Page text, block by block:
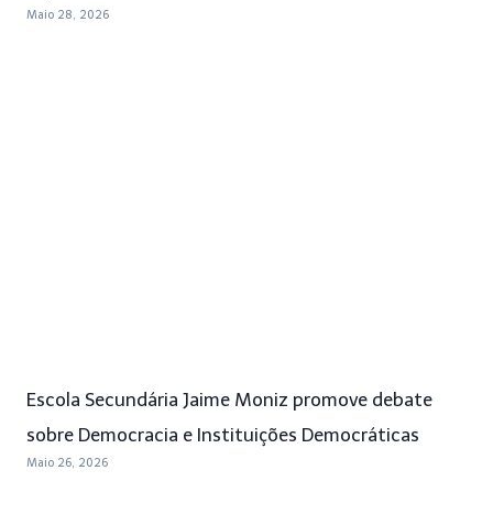
Maio 28, 2026
Escola Secundária Jaime Moniz promove debate
sobre Democracia e Instituições Democráticas
Maio 26, 2026